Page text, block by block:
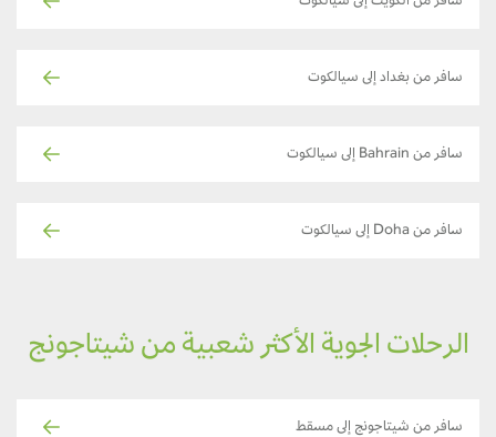
سافر من بغداد إلى سيالكوت
سافر من Bahrain إلى سيالكوت
سافر من Doha إلى سيالكوت
الرحلات الجوية الأكثر شعبية من شيتاجونج
سافر من شيتاجونج إلى مسقط